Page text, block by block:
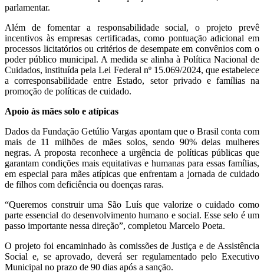
parlamentar.
Além de fomentar a responsabilidade social, o projeto prevê
incentivos às empresas certificadas, como pontuação adicional em
processos licitatórios ou critérios de desempate em convênios com o
poder público municipal. A medida se alinha à Política Nacional de
Cuidados, instituída pela Lei Federal nº 15.069/2024, que estabelece
a corresponsabilidade entre Estado, setor privado e famílias na
promoção de políticas de cuidado.
Apoio às mães solo e atípicas
Dados da Fundação Getúlio Vargas apontam que o Brasil conta com
mais de 11 milhões de mães solos, sendo 90% delas mulheres
negras. A proposta reconhece a urgência de políticas públicas que
garantam condições mais equitativas e humanas para essas famílias,
em especial para mães atípicas que enfrentam a jornada de cuidado
de filhos com deficiência ou doenças raras.
“Queremos construir uma São Luís que valorize o cuidado como
parte essencial do desenvolvimento humano e social. Esse selo é um
passo importante nessa direção”, completou Marcelo Poeta.
O projeto foi encaminhado às comissões de Justiça e de Assistência
Social e, se aprovado, deverá ser regulamentado pelo Executivo
Municipal no prazo de 90 dias após a sanção.